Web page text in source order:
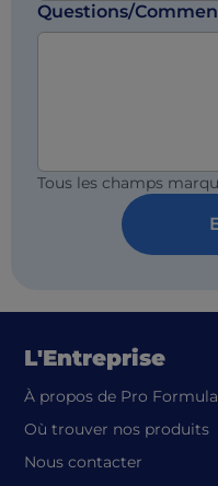
Questions/
Tous les champs
L'Entreprise
À propos de Pro Formula
Où trouver nos produits
Nous contacter